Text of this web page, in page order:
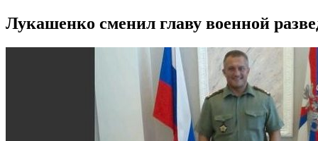
Лукашенко сменил главу военной